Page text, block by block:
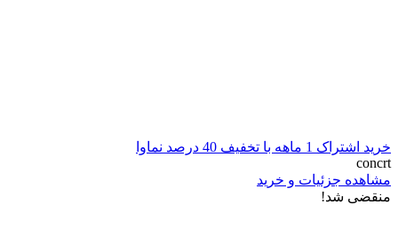
خرید اشتراک 1 ماهه با تخفیف 40 درصد نماوا
concrt
مشاهده جزئیات و خرید
منقضی شد!